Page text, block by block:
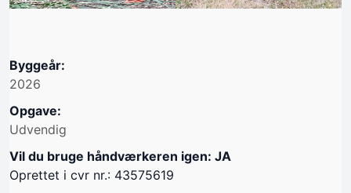
Byggeår:
2026
Opgave:
Udvendig
Vil du bruge håndværkeren igen: JA
Oprettet i cvr nr.: 43575619